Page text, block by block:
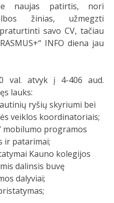
naujas patirtis, nori
žinias, užmegzti
savo CV, tačiau
INFO diena jau
val. atvyk į 4-406 aud.
lauks:
ryšių skyriumi bei
veiklos koordinatoriais;
mobilumo programos
ir patarimai;
Kauno kolegijos
dalinsis buvę
dalyviai;